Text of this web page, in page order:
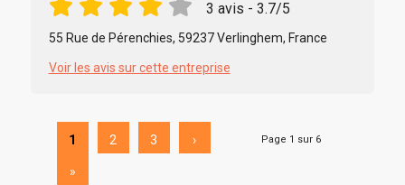
3 avis - 3.7/5
55 Rue de Pérenchies, 59237 Verlinghem, France
Voir les avis sur cette entreprise
Page 1 sur 6
1 2 3 ›
»